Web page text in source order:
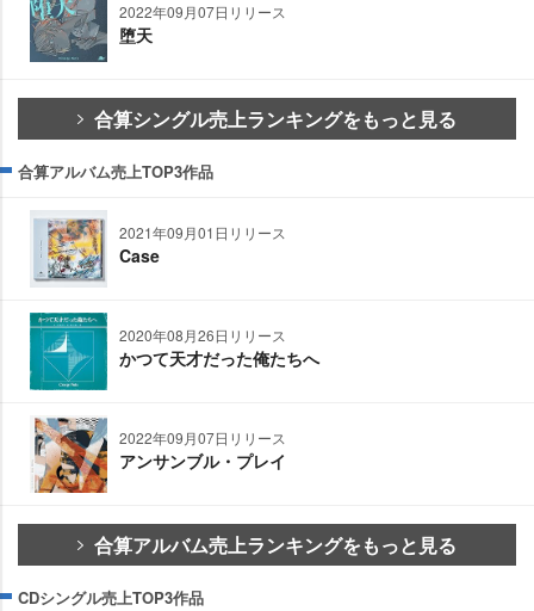
2022年09月07日リリース
堕天
合算シングル売上ランキングをもっと見る
合算アルバム売上TOP3作品
2021年09月01日リリース
Case
2020年08月26日リリース
かつて天才だった俺たちへ
2022年09月07日リリース
アンサンブル・プレイ
合算アルバム売上ランキングをもっと見る
CDシングル売上TOP3作品